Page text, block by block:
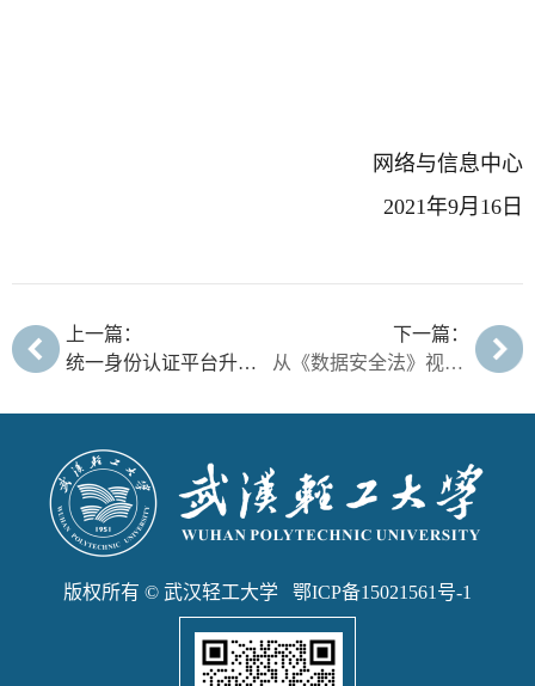
网络与信息中心
2021年9月16日
上一篇：
统一身份认证平台升级公告
下一篇：
从《数据安全法》视角探讨重要数据保护
版权所有 © 武汉轻工大学 鄂ICP备15021561号-1